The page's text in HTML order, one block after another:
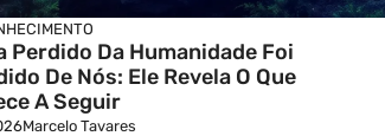
Perdido Da Humanidade Foi
De Nós: Ele Revela O Que
A Seguir
Marcelo Tavares